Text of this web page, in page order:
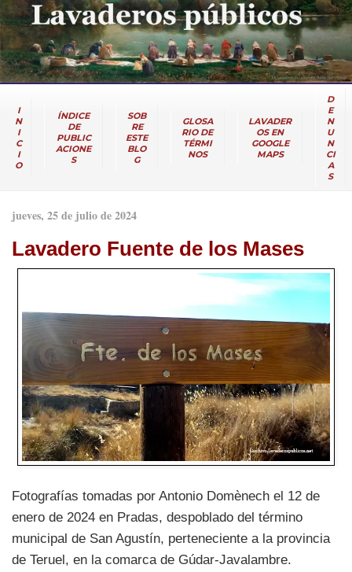
I
N
I
C
I
O
ÍNDICE
DE
PUBLIC
ACIONE
S
SOB
RE
ESTE
BLO
G
GLOSA
RIO DE
TÉRMI
NOS
LAVADER
OS EN
GOOGLE
MAPS
D
E
N
U
N
CI
A
S
jueves, 25 de julio de 2024
Lavadero Fuente de los Mases
Fotografías tomadas por Antonio Domènech el 12 de
enero de 2024 en Pradas, despoblado del término
municipal de San Agustín, perteneciente a la provincia
de Teruel, en la comarca de Gúdar-Javalambre.